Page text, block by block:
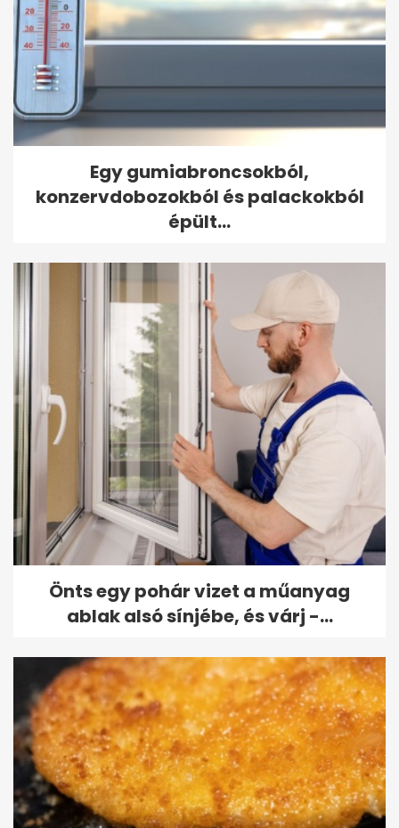
Egy gumiabroncsokból,
konzervdobozokból és palackokból
épült...
Önts egy pohár vizet a műanyag
ablak alsó sínjébe, és várj -...